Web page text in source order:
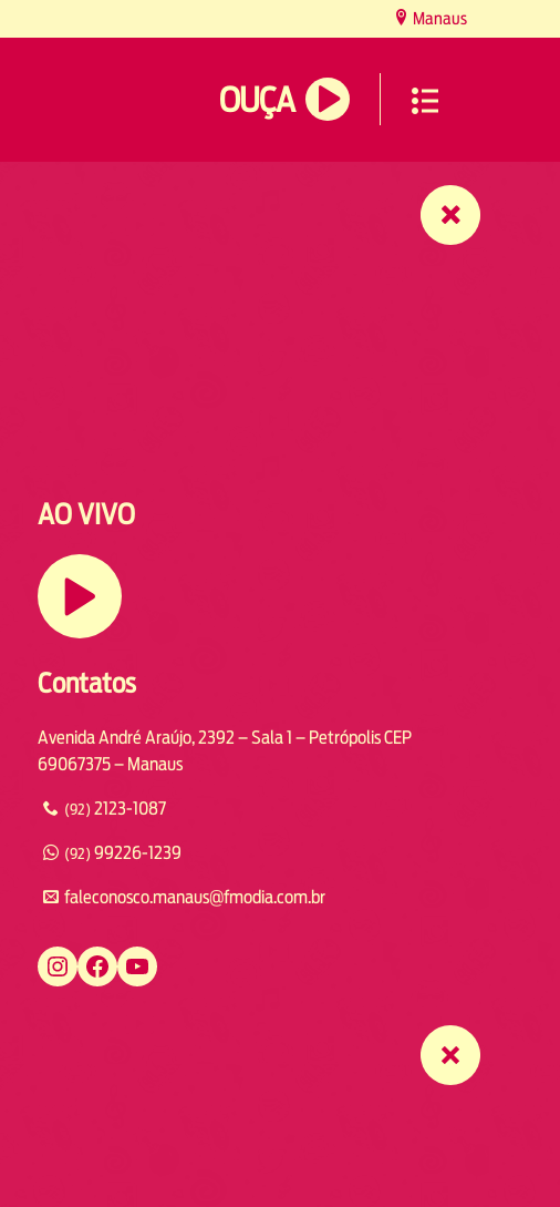
Manaus
OUÇA
AO VIVO
Contatos
Avenida André Araújo, 2392 – Sala 1 – Petrópolis CEP
69067375 – Manaus
(92) 2123-1087
(92) 99226-1239
faleconosco.manaus@fmodia.com.br
https://www.instagram.com/fmodiamanaus/ https://www.facebook.com/fmodiamanaus https://www.youtube.com/user/radiofmodia